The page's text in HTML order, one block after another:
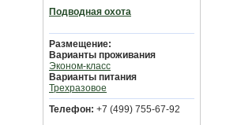
Подводная охота
Размещение:
Варианты проживания
Эконом-класс
Варианты питания
Трехразовое
Телефон: +7 (499) 755-67-92